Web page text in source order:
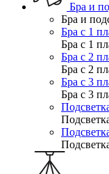
Бра и
Бра и
Бра с 1
Бра с 1
Бра с 2
Бра с 2
Бра с 3
Бра с 3